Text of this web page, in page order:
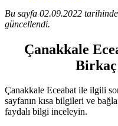
Bu sayfa 02.09.2022
güncellendi.
Çanakkale
Birkaç
Çanakkale Eceabat ile ilgili
sayfanın kısa bilgileri ve
faydalı bilgi inceleyin.